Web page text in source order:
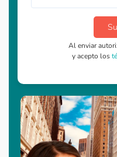
Al enviar
y acepto los